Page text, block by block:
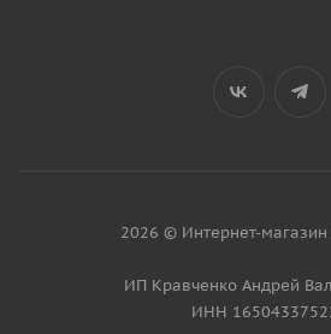
2026 © Интернет-
ИП Кравченко Андрей
ИНН